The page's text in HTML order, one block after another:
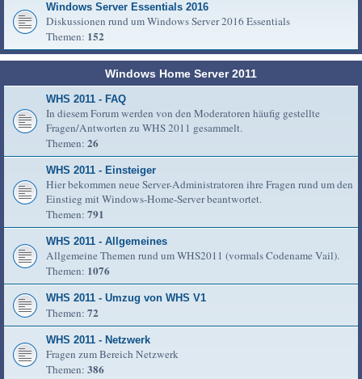
Windows Server Essentials 2016
Diskussionen rund um Windows Server 2016 Essentials
Themen: 152
Windows Home Server 2011
WHS 2011 - FAQ
In diesem Forum werden von den Moderatoren häufig gestellte
Fragen/Antworten zu WHS 2011 gesammelt.
Themen: 26
WHS 2011 - Einsteiger
Hier bekommen neue Server-Administratoren ihre Fragen rund um den
Einstieg mit Windows-Home-Server beantwortet.
Themen: 791
WHS 2011 - Allgemeines
Allgemeine Themen rund um WHS2011 (vormals Codename Vail).
Themen: 1076
WHS 2011 - Umzug von WHS V1
Themen: 72
WHS 2011 - Netzwerk
Fragen zum Bereich Netzwerk
Themen: 386